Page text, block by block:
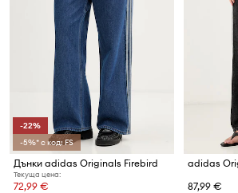
-22%
-5%* с код: FS
Дънки adidas Originals Firebird
Текуща цена:
72,99 €
87,99 €